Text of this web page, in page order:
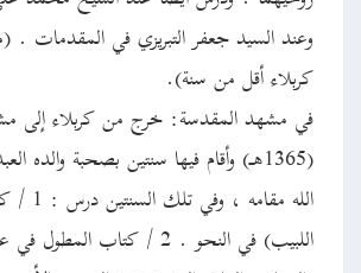
وعند السيد جعفر التبريزي في المقدمات .
كربلاء أقل من سنة).
في مشهد المقدسة: خرج من كربلاء إلى
(1365هـ) وأقام فيها سنتين بصحبة والده
الله
اللبيب) في النحو . 2 / كتاب